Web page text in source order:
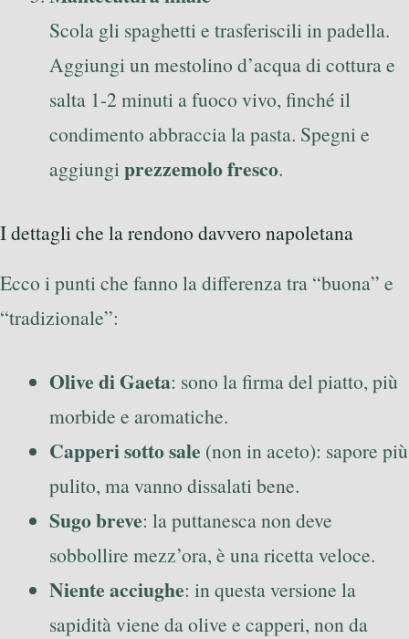
Scola gli spaghetti e trasferiscili in padella.
Aggiungi un mestolino d’acqua di cottura e
salta 1-2 minuti a fuoco vivo, finché il
condimento abbraccia la pasta. Spegni e
aggiungiprezzemolo fresco.
I dettagli che la rendono davvero napoletana
Ecco i punti che fanno la differenza tra “buona” e
“tradizionale”:
Olive di Gaeta: sono la firma del piatto, più
morbide e aromatiche.
Capperi sotto sale (non in aceto): sapore più
pulito, ma vanno dissalati bene.
Sugo breve: la puttanesca non deve
sobbollire mezz’ora, è una ricetta veloce.
Niente acciughe: in questa versione la
sapidità viene da olive e capperi, non da